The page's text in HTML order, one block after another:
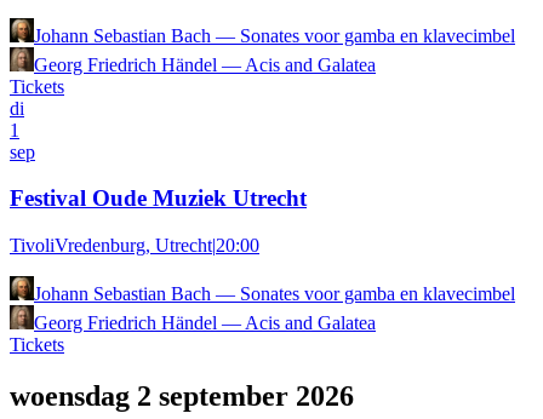
Johann Sebastian Bach — Sonates voor gamba en klavecimbel
Georg Friedrich Händel — Acis and Galatea
Tickets
di
1
sep
Festival Oude Muziek Utrecht
TivoliVredenburg, Utrecht|20:00
Johann Sebastian Bach — Sonates voor gamba en klavecimbel
Georg Friedrich Händel — Acis and Galatea
Tickets
woensdag 2 september 2026